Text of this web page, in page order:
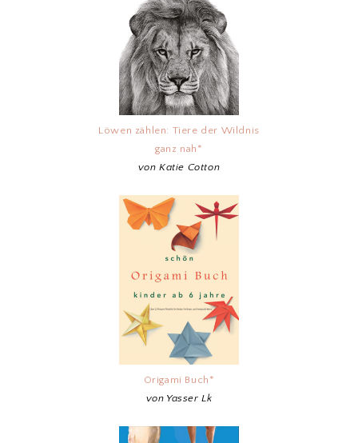
Löwen zählen: Tiere der Wildnis
ganz nah*
von Katie Cotton
Origami Buch*
von Yasser Lk